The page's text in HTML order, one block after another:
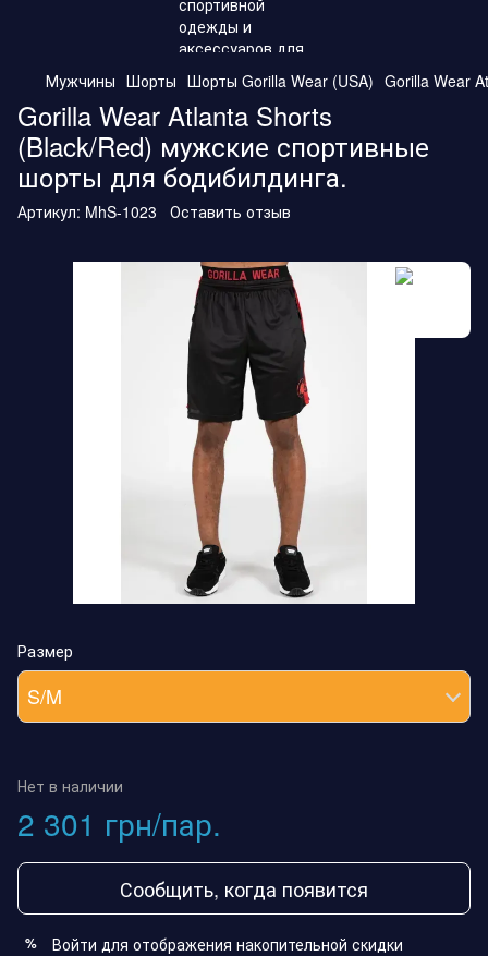
Мужчины Шорты Шорты Gorilla Wear (USA) Gorilla Wear
Gorilla Wear Atlanta Shorts
(Black/Red) мужские спортивные
шорты для бодибилдинга.
Артикул: MhS-1023 Оставить отзыв
Размер
S/M
Нет в наличии
2 301 грн/пар.
Сообщить, когда появится
% Войти для отображения накопительной скидки